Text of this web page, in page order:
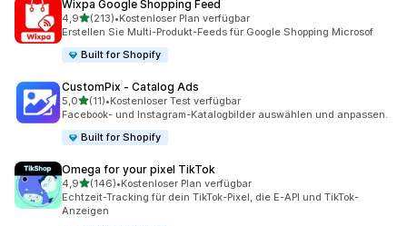
Wixpa Google Shopping Feed
4,9von 5 Sternen
(213)
213 Rezensionen insgesamt
•Kostenloser Plan verfügbar
Erstellen Sie Multi-Produkt-Feeds für Google Shopping Microsof
Built for Shopify
CustomPix ‑ Catalog Ads
5,0von 5 Sternen
(11)
11 Rezensionen insgesamt
•Kostenloser Test verfügbar
Facebook- und Instagram-Katalogbilder auswählen und anpassen.
Built for Shopify
Omega for your pixel TikTok
4,9von 5 Sternen
(146)
146 Rezensionen insgesamt
•Kostenloser Plan verfügbar
Echtzeit-Tracking für dein TikTok-Pixel, die E-API und TikTok-
Anzeigen